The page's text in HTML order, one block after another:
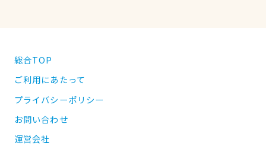
総合TOP
ご利用にあたって
プライバシーポリシー
お問い合わせ
運営会社